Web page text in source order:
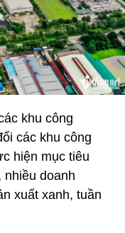
khu công
các khu công
hiện mục tiêu
nhiều doanh
xuất xanh, tuần